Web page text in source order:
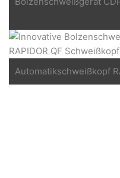
Automatikschweißkopf